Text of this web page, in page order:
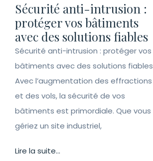
Sécurité anti-intrusion :
protéger vos bâtiments
avec des solutions fiables
Sécurité anti-intrusion : protéger vos
bâtiments avec des solutions fiables
Avec l’augmentation des effractions
et des vols, la sécurité de vos
bâtiments est primordiale. Que vous
gériez un site industriel,
Lire la suite...